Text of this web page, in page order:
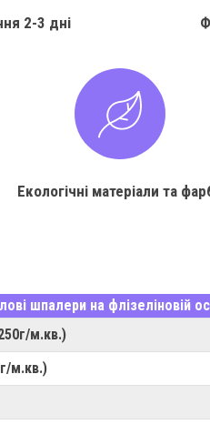
2-3 дні
Екологічні матеріали та
шпалери на флізеліновій
м.кв.)
м.кв.)